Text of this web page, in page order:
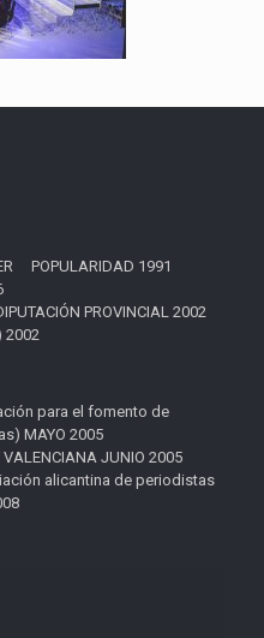
POPULARIDAD 1991
PROVINCIAL 2002
2002
para el fomento de
MAYO 2005
VALENCIANA JUNIO 2005
alicantina de periodistas